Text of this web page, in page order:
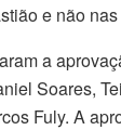
e não nas
a
Soares,
Fuly. A